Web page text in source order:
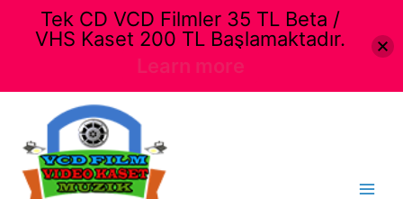
Tek CD VCD Filmler 35 TL Beta /
VHS Kaset 200 TL Başlamaktadır.
Learn more